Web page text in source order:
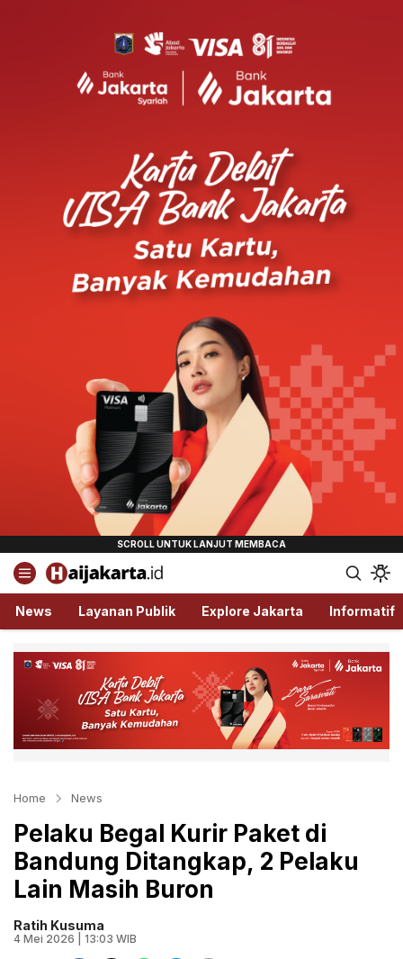
Haijakarta.id
Semua Tentang Jakarta Ada Disini!
News Layanan Publik Explore Jakarta Informatif
Home News
Pelaku Begal Kurir Paket di
Bandung Ditangkap, 2 Pelaku
Lain Masih Buron
Ratih Kusuma
4 Mei 2026 | 13:03 WIB